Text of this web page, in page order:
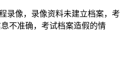
录像，录像资料未建立档案，考
不准确，考试档案造假的情